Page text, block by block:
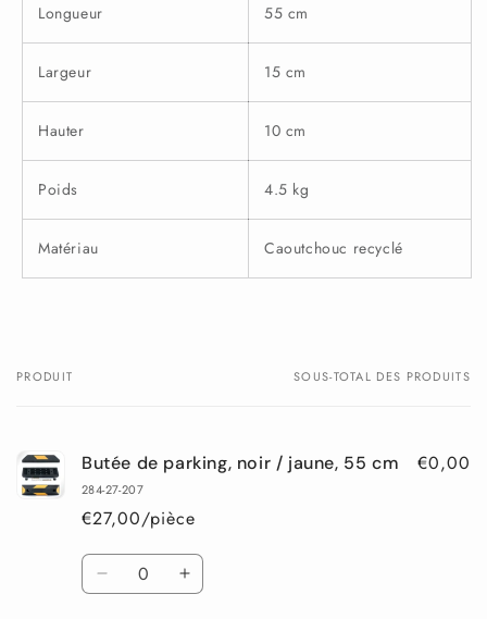
Longueur 55 cm
Largeur 15 cm
Hauter 10 cm
Poids 4.5 kg
Matériau Caoutchouc recyclé
Votre
PRODUIT SOUS-TOTAL DES PRODUITS
Butée de parking, noir / jaune, 55 cm
284-27-207
€27,00/pièce
€0,00
Quantité
Réduire
Augmenter